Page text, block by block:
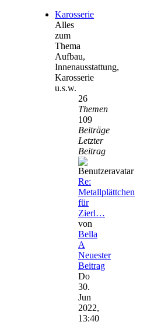
Karosserie
Alles
zum
Thema
Aufbau,
Innenausstattung,
Karosserie
u.s.w.
26
Themen
109
Beiträge
Letzter
Beitrag
Re:
Metallplättchen
für
Zierl…
von
Bella
A
Neuester
Beitrag
Do
30.
Jun
2022,
13:40